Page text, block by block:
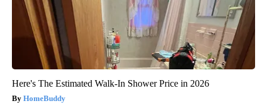
Here's The Estimated Walk-In Shower Price in 2026
HomeBuddy